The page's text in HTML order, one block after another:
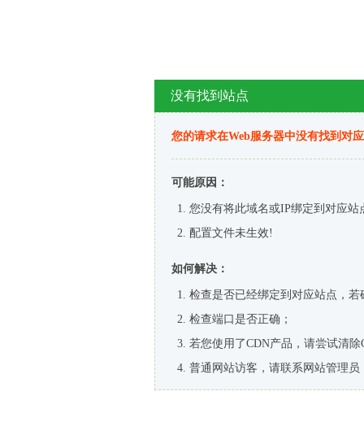
没有找到站点
您的请求在Web服务器中没有找到对
可能原因：
您没有将此域名或IP绑定到对应站
配置文件未生效!
如何解决：
检查是否已经绑定到对应站点，
检查端口是否正确；
若您使用了CDN产品，请尝试清除
普通网站访客，请联系网站管理员